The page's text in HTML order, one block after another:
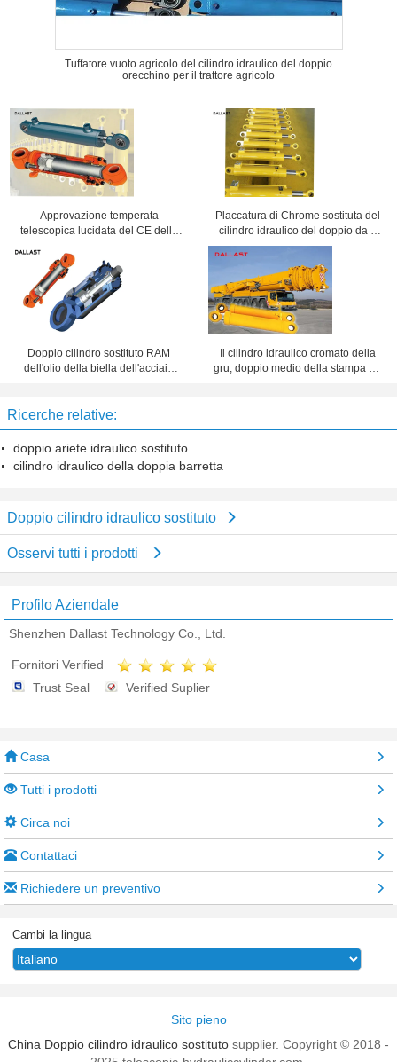
Tuffatore vuoto agricolo del cilindro idraulico del doppio
orecchino per il trattore agricolo
Approvazione temperata
telescopica lucidata del CE della
della biella di Chrome
Placcatura di Chrome sostituta del
cilindro idraulico del doppio da 4
tonnellate per il macchinario
carboniero
Doppio cilindro sostituto RAM
dell'olio della biella dell'acciaio
Il cilindro idraulico cromato della
gru, doppio medio della stampa ha
Ricerche relative:
doppio ariete idraulico sostituto
cilindro idraulico della doppia barretta
Doppio cilindro idraulico sostituto
Osservi tutti i prodotti
Profilo Aziendale
Shenzhen Dallast Technology Co., Ltd.
Fornitori Verified
Trust Seal
Verified Suplier
Casa
Tutti i prodotti
Circa noi
Contattaci
Richiedere un preventivo
Cambi la lingua
Sito pieno
China Doppio cilindro idraulico sostituto supplier. Copyright © 2018 -